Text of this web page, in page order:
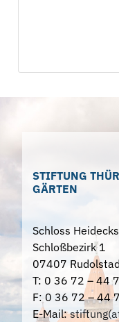
STIFTUNG
GÄRTEN
Schloss
Schloßbezirk 1
07407
T: 0 36 72 – 44
F: 0 36 72 – 44
E-Mail: